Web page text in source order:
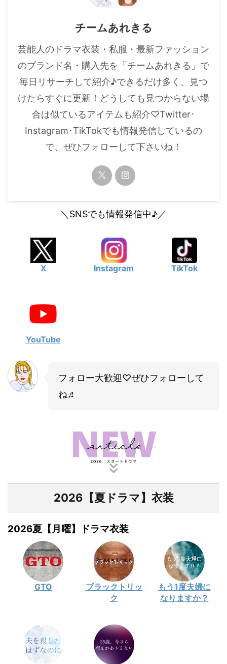
チームあれきる
芸能人のドラマ衣装・私服・最新ファッション
のブランド名・購入先を「チームあれきる」で
毎日リサーチして紹介♪できるだけ多く、見つ
けたらすぐに更新！どうしても見つからない場
合は似ているアイテムも紹介♡Twitter･
Instagram･TikTokでも情報発信しているの
で、ぜひフォローして下さいね！
＼SNSでも情報発信中♪／
X Instagram TikTok
YouTube
フォロー大歓迎♡ぜひフォローして
ね♬
2026【夏ドラマ】衣装
2026夏【月曜】ドラマ衣装
GTO
ブラックトリッ
ク
もう1度夫婦に
なりますか？